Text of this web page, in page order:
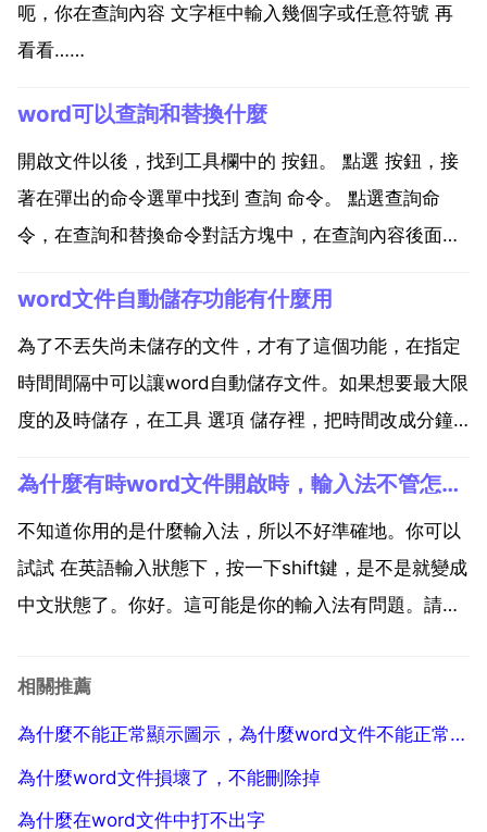
呃，你在查詢內容 文字框中輸入幾個字或任意符號 再
看看……
word可以查詢和替換什麼
開啟文件以後，找到工具欄中的 按鈕。 點選 按鈕，接
著在彈出的命令選單中找到 查詢 命令。 點選查詢命
令，在查詢和替換命令對話方塊中，在查詢內容後面的
車，就能查詢到文件中的字了。 如果想要突出顯示要查
詢的內容，可以在突出返拍顯示前的正方形裡打上對
鉤，仔...
word文件自動儲存功能有什麼用
為了不丟失尚未儲存的文件，才有了這個功能，在指定
時間間隔中可以讓word自動儲存文件。如果想要最大限
度的及時儲存，在工具 選項 儲存裡，把時間改成分鐘
存裡，始終建立備份副本。在非正常關閉下關閉的緩州
文件系統一般會自動備份，但是你人為選擇啟鏈了否，
那可...
為什麼有時word文件開啟時，輸入法不管怎麼弄都是英語狀態的？
不知道你用的是什麼輸入法，所以不好準確地。你可以
試試 在英語輸入狀態下，按一下shift鍵，是不是就變成
中文狀態了。你好。這可能是你的輸入法有問題。請重
上word的輸入法被預設為微軟輸入法。面對這種情況，
相關推薦
為什麼不能正常顯示圖示，為什麼word文件不能正常顯示圖示？
為什麼word文件損壞了，不能刪除掉
為什麼在word文件中打不出字